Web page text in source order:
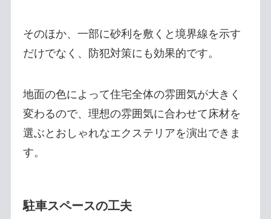
そのほか、一部に砂利を敷くと境界線を示す
だけでなく、防犯対策にも効果的です。
地面の色によって住宅全体の雰囲気が大きく
変わるので、理想の雰囲気に合わせて床材を
選ぶとおしゃれなエクステリアを演出できま
す。
駐車スペースの工夫